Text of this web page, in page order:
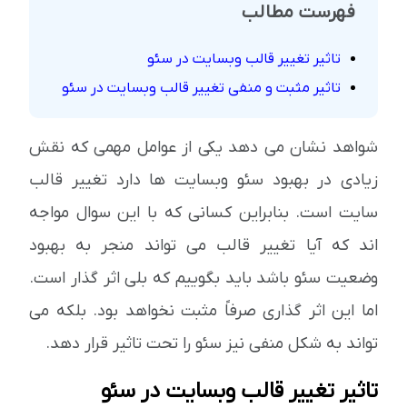
فهرست مطالب
تاثیر تغییر قالب وبسایت در سئو
تاثیر مثبت و منفی تغییر قالب وبسایت در سئو
شواهد نشان می دهد یکی از عوامل مهمی که نقش
زیادی در بهبود سئو وبسایت ها دارد تغییر قالب
سایت است. بنابراین کسانی که با این سوال مواجه
اند که آیا تغییر قالب می تواند منجر به بهبود
وضعیت سئو باشد باید بگوییم که بلی اثر گذار است.
اما این اثر گذاری صرفاً مثبت نخواهد بود. بلکه می
تواند به شکل منفی نیز سئو را تحت تاثیر قرار دهد.
تاثیر تغییر قالب وبسایت در سئو